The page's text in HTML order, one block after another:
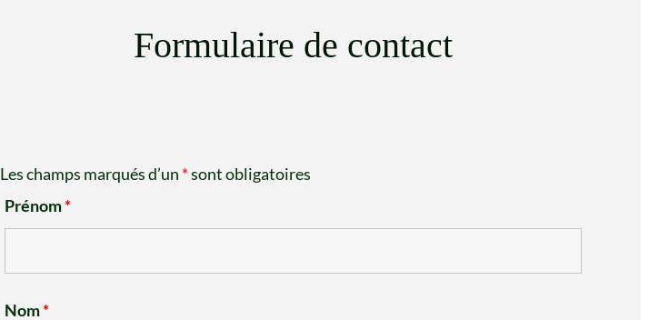
Formulaire de contact
Les champs marqués d’un *sont obligatoires
Prénom*
Nom*